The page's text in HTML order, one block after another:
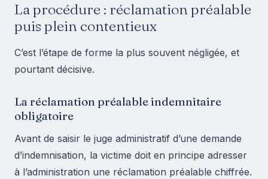
La procédure : réclamation préalable
puis plein contentieux
C’est l’étape de forme la plus souvent négligée, et
pourtant décisive.
La réclamation préalable indemnitaire
obligatoire
Avant de saisir le juge administratif d’une demande
d’indemnisation, la victime doit en principe adresser
à l’administration une réclamation préalable chiffrée.